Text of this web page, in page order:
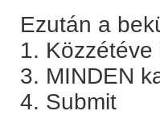
Ezután a
1.
3. MINDEN
4. Submit